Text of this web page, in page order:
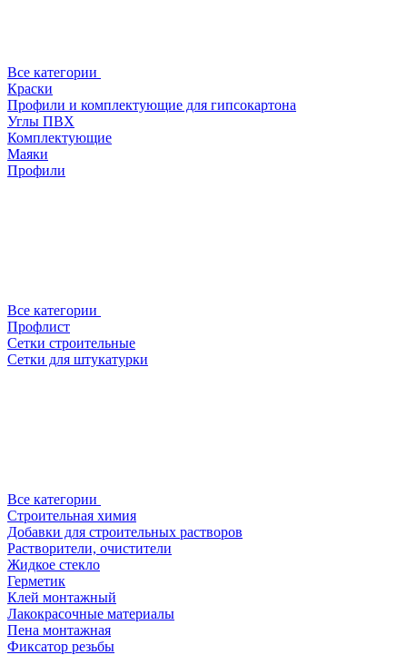
Все категории
Краски
Профили и комплектующие для гипсокартона
Углы ПВХ
Комплектующие
Маяки
Профили
Все категории
Профлист
Сетки строительные
Сетки для штукатурки
Все категории
Строительная химия
Добавки для строительных растворов
Растворители, очистители
Жидкое стекло
Герметик
Клей монтажный
Лакокрасочные материалы
Пена монтажная
Фиксатор резьбы